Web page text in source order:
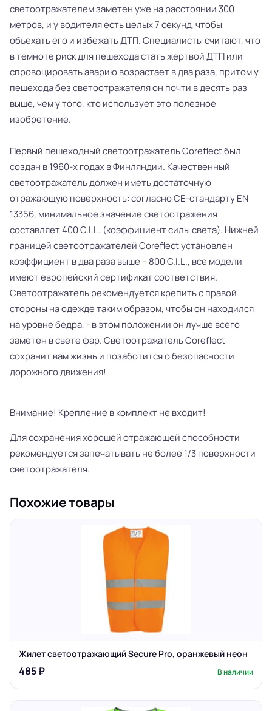
светоотражателем заметен уже на расстоянии 300
метров, и у водителя есть целых 7 секунд, чтобы
объехать его и избежать ДТП. Специалисты считают, что
в темноте риск для пешехода стать жертвой ДТП или
спровоцировать аварию возрастает в два раза, притом у
пешехода без светоотражателя он почти в десять раз
выше, чем у того, кто использует это полезное
изобретение.
Первый пешеходный светоотражатель Coreflect был
создан в 1960-х годах в Финляндии. Качественный
светоотражатель должен иметь достаточную
отражающую поверхность: согласно CE-стандарту EN
13356, минимальное значение светоотражения
составляет 400 C.I.L. (коэффициент силы света). Нижней
границей светоотражателей Coreflect установлен
коэффициент в два раза выше – 800 C.I.L., все модели
имеют европейский сертификат соответствия.
Светоотражатель рекомендуется крепить с правой
стороны на одежде таким образом, чтобы он находился
на уровне бедра, - в этом положении он лучше всего
заметен в свете фар. Светоотражатель Coreflect
сохранит вам жизнь и позаботится о безопасности
дорожного движения!
Внимание! Крепление в комплект не входит!
Для сохранения хорошей отражающей способности
рекомендуется запечатывать не более 1/3 поверхности
светоотражателя.
Похожие товары
Жилет светоотражающий Secure Pro, оранжевый неон
485 ₽ В наличии